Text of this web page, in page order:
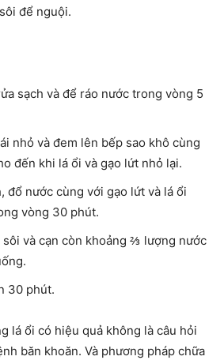
để nguội.
sạch và để ráo nước trong vòng 5
nhỏ và đem lên bếp sao khô cùng
đến khi lá ổi và gạo lứt nhỏ lại.
đổ nước cùng với gạo lứt và lá ổi
vòng 30 phút.
và cạn còn khoảng ⅔ lượng nước
30 phút.
lá ổi có hiệu quả không là câu hỏi
băn khoăn. Và phương pháp chữa